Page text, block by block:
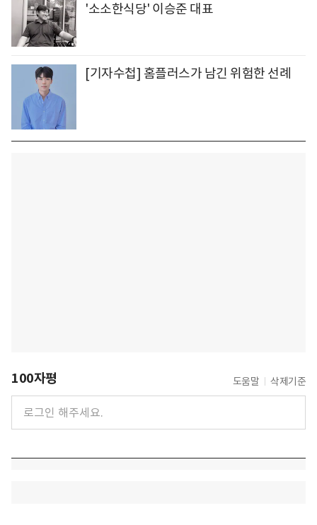
'소소한식당' 이승준 대표
[기자수첩] 홈플러스가 남긴 위험한 선례
100자평 도움말 삭제기준